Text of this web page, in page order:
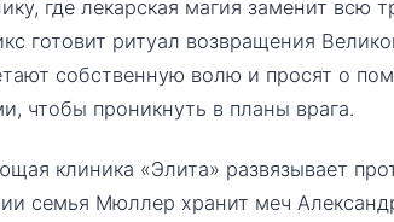
где лекарская магия заменит всю
готовит ритуал возвращения
собственную волю и просят о
чтобы проникнуть в планы врага.
клиника «Элита» развязывает
семья Мюллер хранит меч